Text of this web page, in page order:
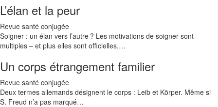
L’élan et la peur
Revue santé conjugée
Soigner : un élan vers l’autre ? Les motivations de soigner sont
multiples – et plus elles sont officielles,…
Un corps étrangement familier
Revue santé conjugée
Deux termes allemands désignent le corps : Leib et Körper. Même si
S. Freud n’a pas marqué…